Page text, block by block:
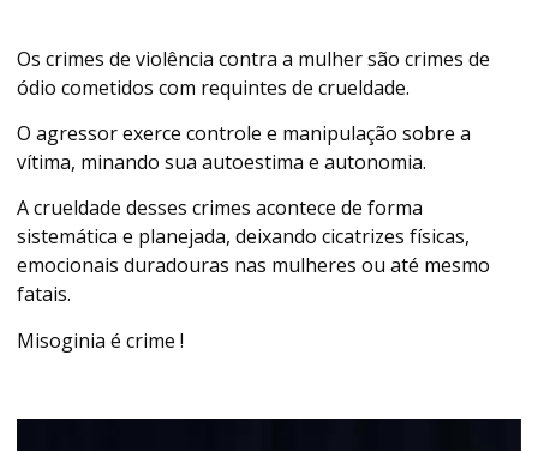
Os crimes de violência contra a mulher são crimes de
ódio cometidos com requintes de crueldade.
O agressor exerce controle e manipulação sobre a
vítima, minando sua autoestima e autonomia.
A crueldade desses crimes acontece de forma
sistemática e planejada, deixando cicatrizes físicas,
emocionais duradouras nas mulheres ou até mesmo
fatais.
Misoginia é crime !